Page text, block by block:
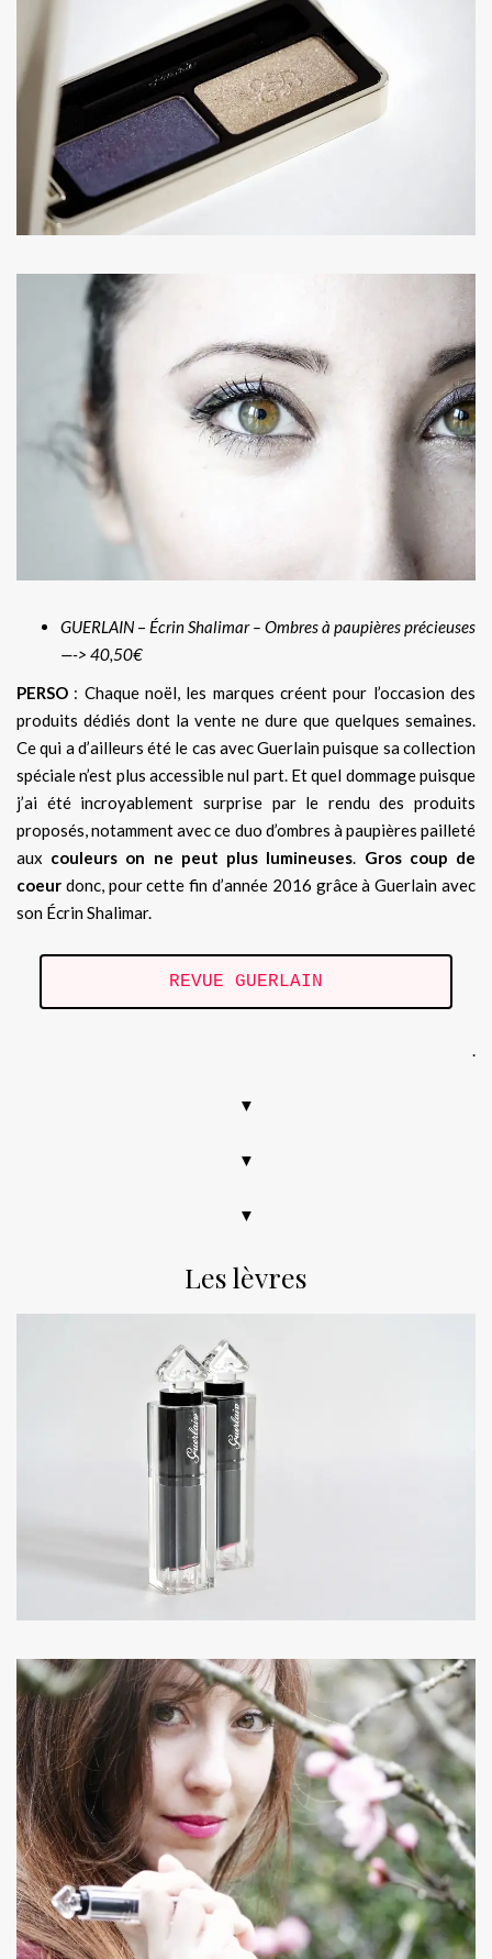
GUERLAIN – Écrin Shalimar – Ombres à paupières précieuses
—-> 40,50€
PERSO : Chaque noël, les marques créent pour l’occasion des
produits dédiés dont la vente ne dure que quelques semaines.
Ce qui a d’ailleurs été le cas avec Guerlain puisque sa collection
spéciale n’est plus accessible nul part. Et quel dommage puisque
j’ai été incroyablement surprise par le rendu des produits
proposés, notamment avec ce duo d’ombres à paupières pailleté
aux couleurs on ne peut plus lumineuses
Gros coup de
coeur donc, pour cette fin d’année 2016 grâce à Guerlain avec
son Écrin Shalimar.
REVUE GUERLAIN
▼
▼
▼
Les lèvres